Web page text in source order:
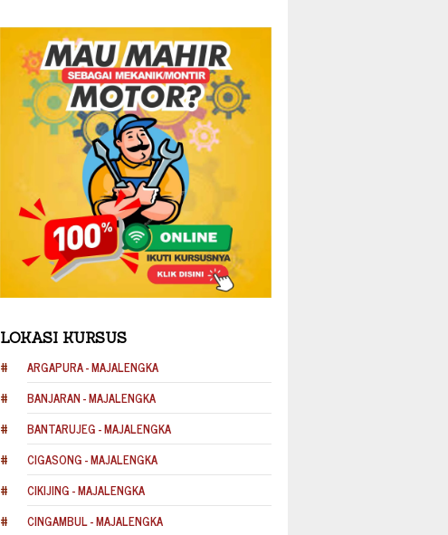
LOKASI KURSUS
ARGAPURA - MAJALENGKA
BANJARAN - MAJALENGKA
BANTARUJEG - MAJALENGKA
CIGASONG - MAJALENGKA
CIKIJING - MAJALENGKA
CINGAMBUL - MAJALENGKA